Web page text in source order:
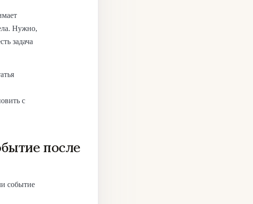
Нужно,
задача
с
после
событие